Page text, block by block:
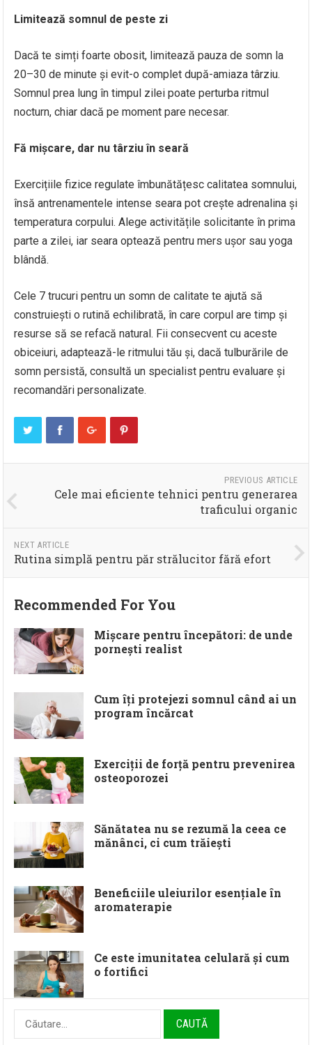
Limitează somnul de peste zi
Dacă te simți foarte obosit, limitează pauza de somn la
20–30 de minute și evit-o complet după-amiaza târziu.
Somnul prea lung în timpul zilei poate perturba ritmul
nocturn, chiar dacă pe moment pare necesar.
Fă mișcare, dar nu târziu în seară
Exercițiile fizice regulate îmbunătățesc calitatea somnului,
însă antrenamentele intense seara pot crește adrenalina și
temperatura corpului. Alege activitățile solicitante în prima
parte a zilei, iar seara optează pentru mers ușor sau yoga
blândă.
Cele 7 trucuri pentru un somn de calitate te ajută să
construiești o rutină echilibrată, în care corpul are timp și
resurse să se refacă natural. Fii consecvent cu aceste
obiceiuri, adaptează-le ritmului tău și, dacă tulburările de
somn persistă, consultă un specialist pentru evaluare și
recomandări personalizate.
PREVIOUS ARTICLE
Cele mai eficiente tehnici pentru generarea
traficului organic
NEXT ARTICLE
Rutina simplă pentru păr strălucitor fără efort
Recommended For You
Mișcare pentru începători: de unde
pornești realist
Cum îți protejezi somnul când ai un
program încărcat
Exerciții de forță pentru prevenirea
osteoporozei
Sănătatea nu se rezumă la ceea ce
mănânci, ci cum trăiești
Beneficiile uleiurilor esențiale în
aromaterapie
Ce este imunitatea celulară și cum
o fortifici
Caută
după: